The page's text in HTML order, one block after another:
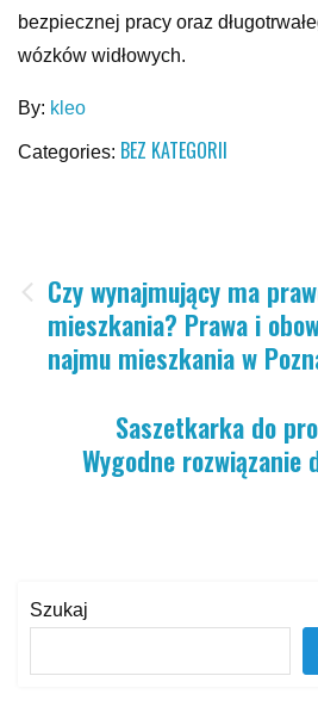
bezpiecznej pracy oraz
wózków widłowych.
By: kleo
Categories: BEZ KATEGORII
Nawigacja
wpisu
Czy wynajmujący ma
mieszkania? Prawa i
najmu mieszkania w
Saszetkarka do
Wygodne rozwiązanie
Szukaj